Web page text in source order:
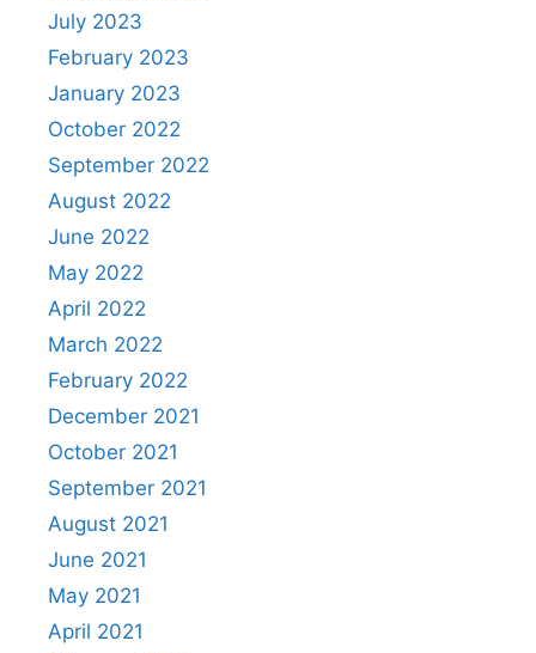
July 2023
February 2023
January 2023
October 2022
September 2022
August 2022
June 2022
May 2022
April 2022
March 2022
February 2022
December 2021
October 2021
September 2021
August 2021
June 2021
May 2021
April 2021